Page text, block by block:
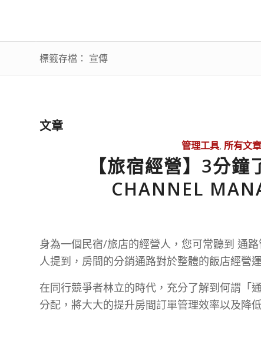
標籤存檔： 宣傳
文章
管理工具, 所有文章
【旅宿經營】3分
CHANNEL
身為一個民宿/旅店的經營人，您可常聽到 通
人提到，房間的分銷通路對於整體的飯店經營
在同行競爭者林立的時代，充分了解到何謂「
分配，將大大的提升房間訂單管理效率以及降